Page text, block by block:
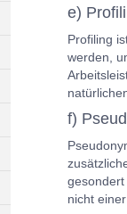
e)
Profiling
werden,
f)
nicht